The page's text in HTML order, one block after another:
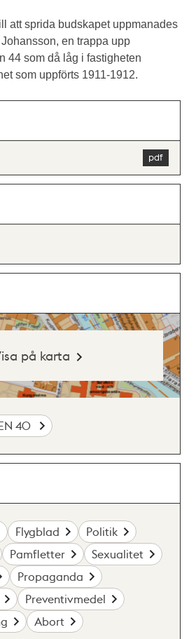
att sprida budskapet uppmanades
en trappa upp
44 som då låg i fastigheten
som uppförts 1911-1912.
på karta
40
Flygblad
Politik
Pamfletter
Sexualitet
Propaganda
Preventivmedel
Abort